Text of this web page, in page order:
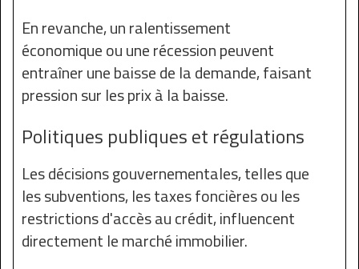
En revanche, un ralentissement
économique ou une récession peuvent
entraîner une baisse de la demande, faisant
pression sur les prix à la baisse.
Politiques publiques et régulations
Les décisions gouvernementales, telles que
les subventions, les taxes foncières ou les
restrictions d'accès au crédit, influencent
directement le marché immobilier.